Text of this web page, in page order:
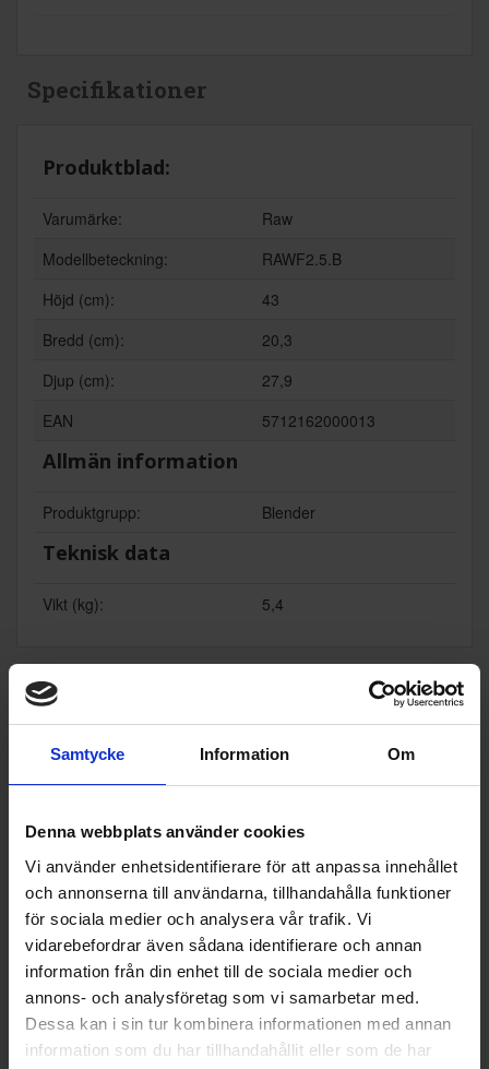
Samtycke Information Om
Denna webbplats använder cookies
Vi använder enhetsidentifierare för att anpassa innehållet
och annonserna till användarna, tillhandahålla funktioner
för sociala medier och analysera vår trafik. Vi
vidarebefordrar även sådana identifierare och annan
information från din enhet till de sociala medier och
annons- och analysföretag som vi samarbetar med.
Dessa kan i sin tur kombinera informationen med annan
information som du har tillhandahållit eller som de har
Specifikationer
Produktblad:
Varumärke:
Raw
Modellbeteckning:
RAWF2.5.B
Höjd (cm):
43
Bredd (cm):
20,3
Djup (cm):
27,9
EAN
5712162000013
Allmän information
Produktgrupp: Blender
Teknisk data
Vikt (kg): 5,4
Populära produkter i denna kategori